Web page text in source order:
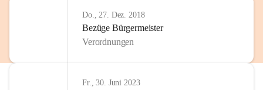
Do., 27. Dez. 2018
Bezüge Bürgermeister
Verordnungen
Fr., 30. Juni 2023